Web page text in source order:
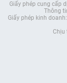
Giấy phép cung cấp
Thông
Giấy phép kinh
Chịu